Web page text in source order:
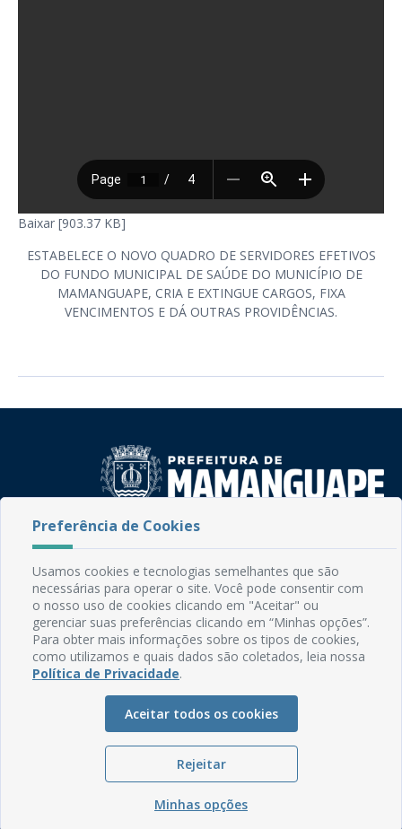
Baixar [903.37 KB]
ESTABELECE O NOVO QUADRO DE SERVIDORES EFETIVOS
DO FUNDO MUNICIPAL DE SAÚDE DO MUNICÍPIO DE
MAMANGUAPE, CRIA E EXTINGUE CARGOS, FIXA
VENCIMENTOS E DÁ OUTRAS PROVIDÊNCIAS.
Fone: (83) 3292-2246
Email: comunicacao@mamanguape.pb.gov.br
Expediente: Segunda à Sexta, das 08h às 13h
Mapa do Site
Perguntas frequentes
Manual de Navegação
Ouvidoria
Preferência de Cookies
Usamos cookies e tecnologias semelhantes que são
necessárias para operar o site. Você pode consentir com
o nosso uso de cookies clicando em "Aceitar" ou
gerenciar suas preferências clicando em “Minhas opções”.
Para obter mais informações sobre os tipos de cookies,
como utilizamos e quais dados são coletados, leia nossa
Política de Privacidade.
Aceitar todos os cookies
Rejeitar
Minhas opções